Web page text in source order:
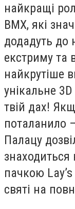
найкращі
ВМХ, які
додадуть до
екстриму та
найкрутіше
унікальне 3D
твій дах!
поталанило
Палацу
пачкою
святі на